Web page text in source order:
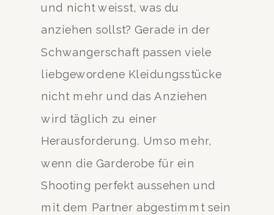
und nicht weisst, was du
anziehen sollst? Gerade in der
Schwangerschaft passen viele
liebgewordene Kleidungsstücke
nicht mehr und das Anziehen
wird täglich zu einer
Herausforderung. Umso mehr,
wenn die Garderobe für ein
Shooting perfekt aussehen und
mit dem Partner abgestimmt sein